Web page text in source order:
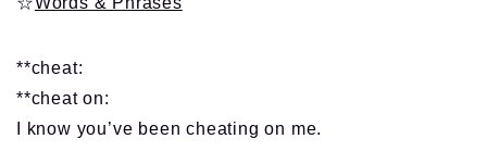
**cheat:
**cheat on:
I know you’ve been cheating on me.